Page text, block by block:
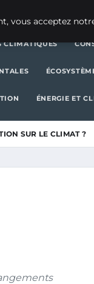
CLIMATIQUES
ÉNERGIE ET
SUR LE CLIMAT ?
vous acceptez